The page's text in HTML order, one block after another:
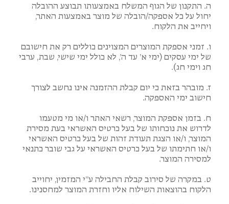
ה. התקנון של הגוף המשלח באמצעותו תבוצע ההובלה
יחול על כל אספקה/הובלה של מוצר באמצעות האתר,
ויחייב את הלקוח.
ו. זמני אספקת המוצרים המצוינים כוללים רק את חישובם
של ימי עסקים (ימי א’ עד ה’, לא כולל ימי שישי, שבת, ערבי
חג וימי חג).
ז. מובהר בזאת כי יום קבלת ההזמנה אינו נחשב לצורך
חישוב ימי האספקה.
ח. בזמן אספקת המוצר, רשאי האתר ו/או מי מטעמו
לדרוש את נוכחותו של בעל כרטיס האשראי בעת מסירת
המוצר, ו/או הצגת תעודת זהות של בעל כרטיס האשראי
ו/או חתימתו של בעל כרטיס האשראי על גבי שובר כתנאי
למסירה המוצר.
ט. במקרה של סירוב קבלת החבילה ע”י המזמין, יחוייב
הלקוח בהוצאות השילוח אליו וחזרת המוצר למחסנינו.